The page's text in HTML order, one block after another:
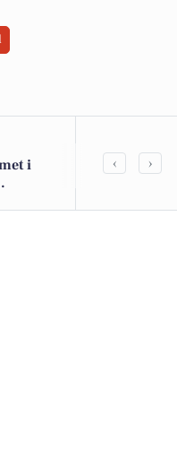
i
Fem
‹ ›